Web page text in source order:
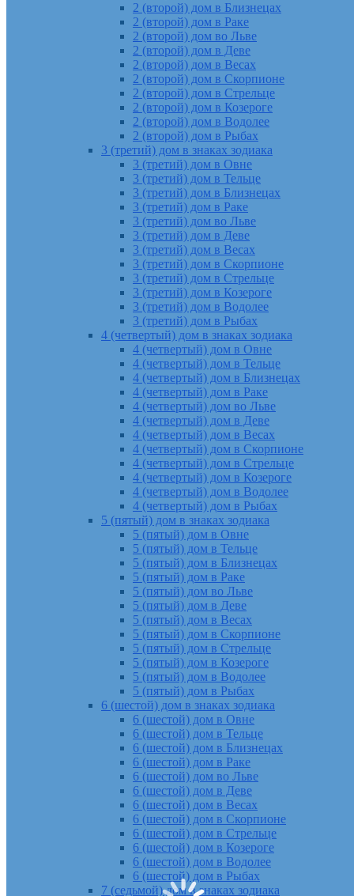
2 (второй) дом в Близнецах
2 (второй) дом в Раке
2 (второй) дом во Льве
2 (второй) дом в Деве
2 (второй) дом в Весах
2 (второй) дом в Скорпионе
2 (второй) дом в Стрельце
2 (второй) дом в Козероге
2 (второй) дом в Водолее
2 (второй) дом в Рыбах
3 (третий) дом в знаках зодиака
3 (третий) дом в Овне
3 (третий) дом в Тельце
3 (третий) дом в Близнецах
3 (третий) дом в Раке
3 (третий) дом во Льве
3 (третий) дом в Деве
3 (третий) дом в Весах
3 (третий) дом в Скорпионе
3 (третий) дом в Стрельце
3 (третий) дом в Козероге
3 (третий) дом в Водолее
3 (третий) дом в Рыбах
4 (четвертый) дом в знаках зодиака
4 (четвертый) дом в Овне
4 (четвертый) дом в Тельце
4 (четвертый) дом в Близнецах
4 (четвертый) дом в Раке
4 (четвертый) дом во Льве
4 (четвертый) дом в Деве
4 (четвертый) дом в Весах
4 (четвертый) дом в Скорпионе
4 (четвертый) дом в Стрельце
4 (четвертый) дом в Козероге
4 (четвертый) дом в Водолее
4 (четвертый) дом в Рыбах
5 (пятый) дом в знаках зодиака
5 (пятый) дом в Овне
5 (пятый) дом в Тельце
5 (пятый) дом в Близнецах
5 (пятый) дом в Раке
5 (пятый) дом во Льве
5 (пятый) дом в Деве
5 (пятый) дом в Весах
5 (пятый) дом в Скорпионе
5 (пятый) дом в Стрельце
5 (пятый) дом в Козероге
5 (пятый) дом в Водолее
5 (пятый) дом в Рыбах
6 (шестой) дом в знаках зодиака
6 (шестой) дом в Овне
6 (шестой) дом в Тельце
6 (шестой) дом в Близнецах
6 (шестой) дом в Раке
6 (шестой) дом во Льве
6 (шестой) дом в Деве
6 (шестой) дом в Весах
6 (шестой) дом в Скорпионе
6 (шестой) дом в Стрельце
6 (шестой) дом в Козероге
6 (шестой) дом в Водолее
6 (шестой) дом в Рыбах
7 (седьмой) дом в знаках зодиака